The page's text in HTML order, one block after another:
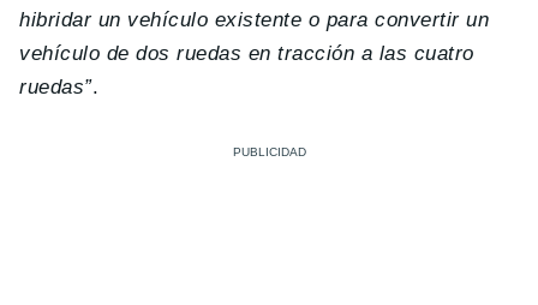
hibridar un vehículo existente o para convertir un
vehículo de dos ruedas en tracción a las cuatro
ruedas”.